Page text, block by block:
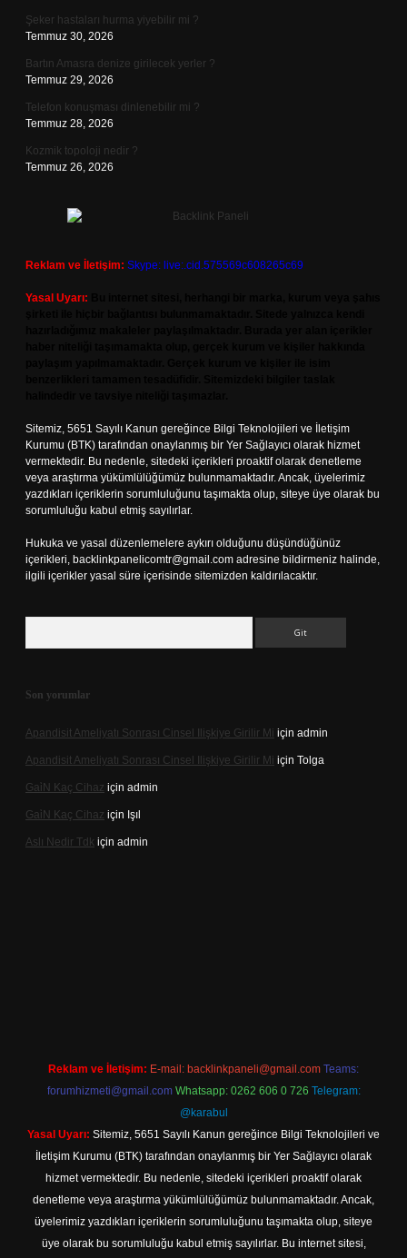
Şeker hastaları hurma yiyebilir mi ?
Temmuz 30, 2026
Bartın Amasra denize girilecek yerler ?
Temmuz 29, 2026
Telefon konuşması dinlenebilir mi ?
Temmuz 28, 2026
Kozmik topoloji nedir ?
Temmuz 26, 2026
Reklam ve İletişim: Skype: live:.cid.575569c608265c69
Yasal Uyarı:
Sitemiz, 5651 Sayılı Kanun gereğince Bilgi Teknolojileri ve İletişim
Kurumu (BTK) tarafından onaylanmış bir Yer Sağlayıcı olarak hizmet
vermektedir. Bu nedenle, sitedeki içerikleri proaktif olarak denetleme
veya araştırma yükümlülüğümüz bulunmamaktadır. Ancak, üyelerimiz
yazdıkları içeriklerin sorumluluğunu taşımakta olup, siteye üye olarak bu
sorumluluğu kabul etmiş sayılırlar.
Hukuka ve yasal düzenlemelere aykırı olduğunu düşündüğünüz
içerikleri, backlinkpanelicomtr@gmail.com adresine bildirmeniz halinde,
ilgili içerikler yasal süre içerisinde sitemizden kaldırılacaktır.
Son yorumlar
Apandisit Ameliyatı Sonrası Cinsel Ilişkiye Girilir Mi için admin
Apandisit Ameliyatı Sonrası Cinsel Ilişkiye Girilir Mi için Tolga
Gai̇N Kaç Cihaz için admin
Gai̇N Kaç Cihaz için Işıl
Aslı Nedir Tdk için admin
Reklam ve İletişim: E-mail: backlinkpaneli@gmail.com Teams:
forumhizmeti@gmail.com Whatsapp: 0262 606 0 726 Telegram:
@karabul
Yasal Uyarı: Sitemiz, 5651 Sayılı Kanun gereğince Bilgi Teknolojileri ve
İletişim Kurumu (BTK) tarafından onaylanmış bir Yer Sağlayıcı olarak
hizmet vermektedir. Bu nedenle, sitedeki içerikleri proaktif olarak
denetleme veya araştırma yükümlülüğümüz bulunmamaktadır. Ancak,
üyelerimiz yazdıkları içeriklerin sorumluluğunu taşımakta olup, siteye
üye olarak bu sorumluluğu kabul etmiş sayılırlar. Bu internet sitesi,